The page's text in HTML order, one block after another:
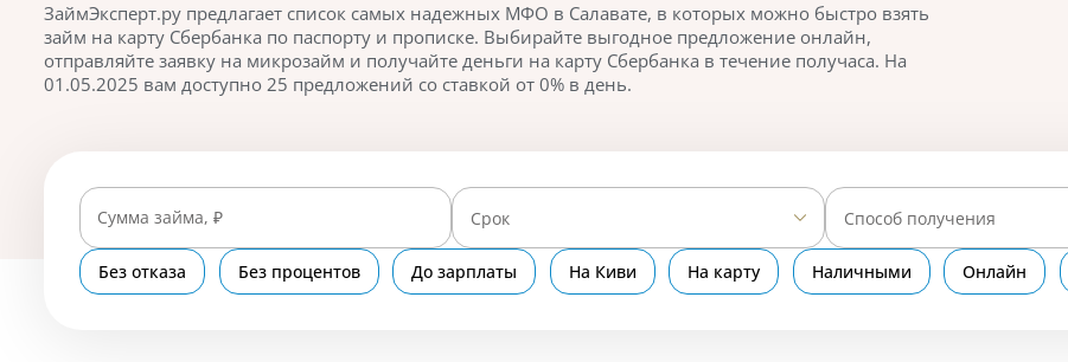
ЗаймЭксперт.ру предлагает список самых надежных МФО в Салавате, в которых можно быстро взять
займ на карту Сбербанка по паспорту и прописке. Выбирайте выгодное предложение онлайн,
отправляйте заявку на микрозайм и получайте деньги на карту Сбербанка в течение получаса. На
01.05.2025 вам доступно 25 предложений со ставкой от 0% в день.
Сумма займа, ₽ Срок Способ получения
Без отказа Без процентов До зарплаты На Киви На карту Наличными Онлайн